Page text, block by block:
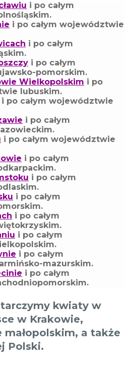
i po całym
i po całym województwie
i po całym
i po całym
pomorskim.
Wielkopolskim i po
lubuskim.
i po całym województwie
i po całym
i po całym województwie
i po całym
i po całym
i po całym
i po całym
i po całym
i po całym
mazurskim.
i po całym
kwiaty w
w Krakowie,
a także
Polski.